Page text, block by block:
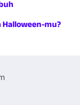
Halloween-mu?